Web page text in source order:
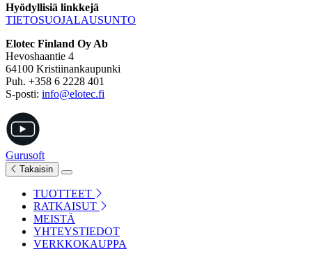
Hyödyllisiä linkkejä
TIETOSUOJALAUSUNTO
Elotec Finland Oy Ab
Hevoshaantie 4
64100 Kristiinankaupunki
Puh. +358 6 2228 401
S-posti: info@elotec.fi
Gurusoft
Takaisin
TUOTTEET
RATKAISUT
MEISTÄ
YHTEYSTIEDOT
VERKKOKAUPPA